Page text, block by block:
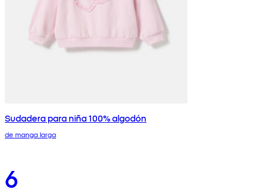
Sudadera para niña 100% algodón
de manga larga
6